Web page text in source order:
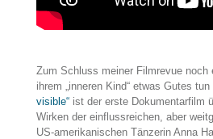
Zum Schluss meiner Filmrevue noch
ihrem „inneren Kind“ etwas Gutes tun
visible“ist der erste Dokumentarfilm
Wirken der einflussreichen, aber
US-amerikanischen Tänzerin Anna